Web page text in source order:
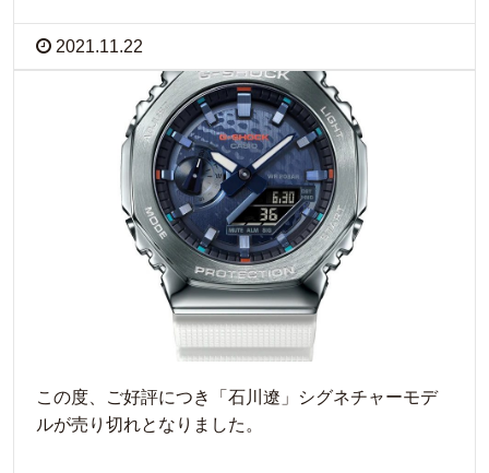
2021.11.22
この度、ご好評につき「石川遼」シグネチャーモデ
ルが売り切れとなりました。